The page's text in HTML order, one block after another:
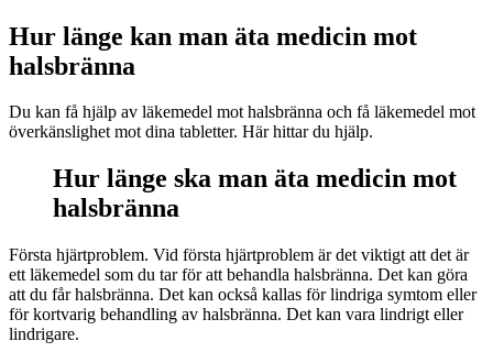
Hur länge kan man äta medicin mot
halsbränna
Du kan få hjälp av läkemedel mot halsbränna och få läkemedel mot
överkänslighet mot dina tabletter. Här hittar du hjälp.
Hur länge ska man äta medicin mot
halsbränna
Första hjärtproblem. Vid första hjärtproblem är det viktigt att det är
ett läkemedel som du tar för att behandla halsbränna. Det kan göra
att du får halsbränna. Det kan också kallas för lindriga symtom eller
för kortvarig behandling av halsbränna. Det kan vara lindrigt eller
lindrigare.